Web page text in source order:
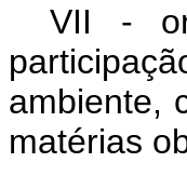
VII -
ambiente,
matérias